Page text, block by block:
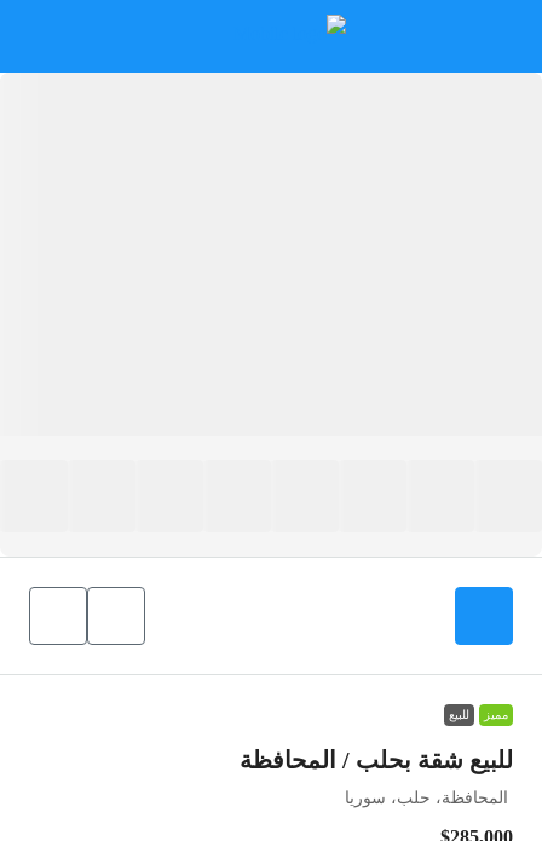
مميز للبيع
للبيع شقة بحلب / المحافظة
المحافظة، حلب، سوريا
$285,000